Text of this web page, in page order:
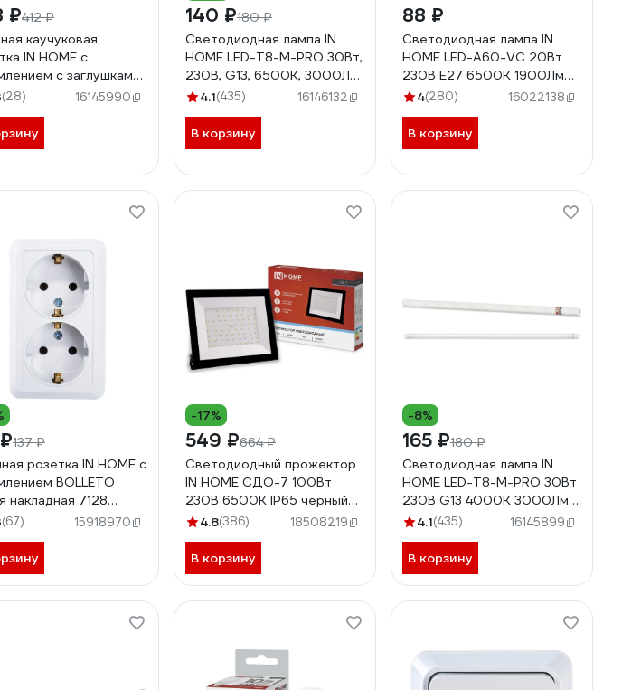
₽412 ₽
каучуковая
IN HOME с
с заглушками
черная 9323
(28) 16145990
140 ₽180 ₽
Светодиодная лампа IN
HOME LED-T8-М-PRO 30Вт,
230В, G13, 6500К, 3000Лм,
1200мм, матовая
4.1(435) 16146132
В корзину
88 ₽
Светодиодная лампа IN
HOME LED-A60-VC 20Вт
230В Е27 6500К 1900Лм
4690612020310
4(280) 16022138
В корзину
137 ₽
розетка IN HOME с
BOLLETO
накладная 7128
(67) 15918970
-17%
549 ₽664 ₽
Светодиодный прожектор
IN HOME СДО-7 100Вт
230В 6500К IP65 черный
4690612034652
4.8(386) 18508219
В корзину
-8%
165 ₽180 ₽
Светодиодная лампа IN
HOME LED-T8-М-PRO 30Вт
230В G13 4000К 3000Лм
1200мм матовая
4.1(435) 16145899
В корзину